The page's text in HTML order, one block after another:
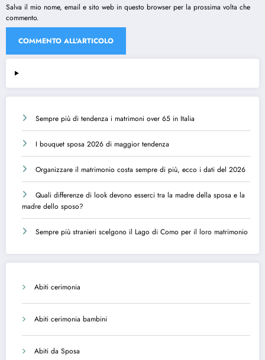
Salva il mio nome, email e sito web in questo browser per la prossima volta che
commento.
Sempre più di tendenza i matrimoni over 65 in Italia
I bouquet sposa 2026 di maggior tendenza
Organizzare il matrimonio costa sempre di più, ecco i dati del 2026
Quali differenze di look devono esserci tra la madre della sposa e la
madre dello sposo?
Sempre più stranieri scelgono il Lago di Como per il loro matrimonio
Abiti cerimonia
Abiti cerimonia bambini
Abiti da Sposa